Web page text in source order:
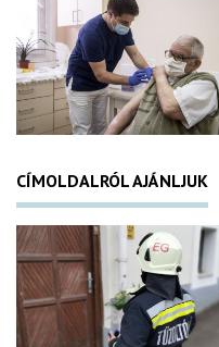
CÍMOLDALRÓL AJÁNLJUK